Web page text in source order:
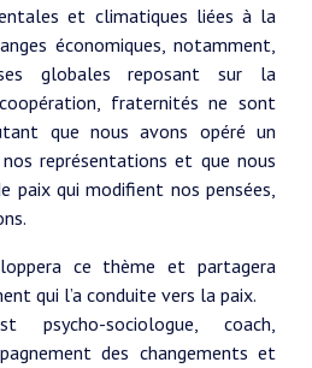
et climatiques liées à la
économiques, notamment,
globales reposant sur la
fraternités ne sont
que nous avons opéré un
représentations et que nous
paix qui modifient nos pensées,
ce thème et partagera
qui l’a conduite vers la paix.
psycho-sociologue, coach,
des changements et